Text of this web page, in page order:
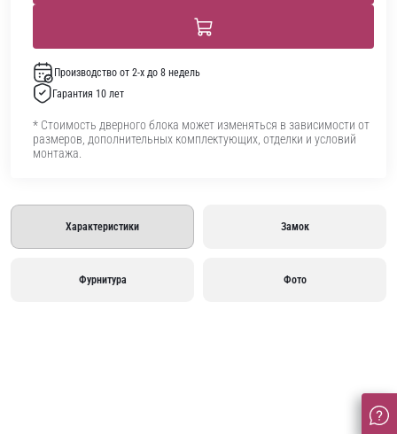
Производство от 2-х до 8 недель
Гарантия 10 лет
* Стоимость дверного блока может изменяться в зависимости от
размеров, дополнительных комплектующих, отделки и условий
монтажа.
Характеристики Замок
Фурнитура Фото